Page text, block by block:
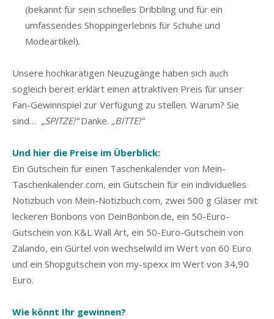
(bekannt für sein schnelles Dribbling und für ein
umfassendes Shoppingerlebnis für Schuhe und
Modeartikel).
Unsere hochkarätigen Neuzugänge haben sich auch
sogleich bereit erklärt einen attraktiven Preis für unser
Fan-Gewinnspiel zur Verfügung zu stellen. Warum? Sie
sind… „SPITZE!“Danke. „BITTE!“
Und hier die Preise im Überblick:
Ein Gutschein für einen Taschenkalender von Mein-
Taschenkalender.com, ein Gutschein für ein individuelles
Notizbuch von Mein-Notizbuch.com, zwei 500 g Gläser mit
leckeren Bonbons von DeinBonbon.de, ein 50-Euro-
Gutschein von K&L Wall Art, ein 50-Euro-Gutschein von
Zalando, ein Gürtel von wechselwild im Wert von 60 Euro
und ein Shopgutschein von my-spexx im Wert von 34,90
Euro.
Wie könnt Ihr gewinnen?